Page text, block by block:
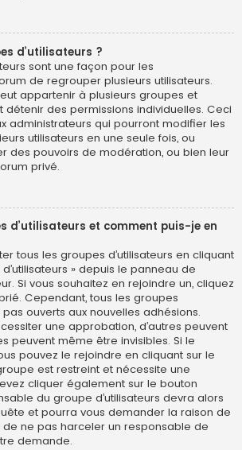
d’utilisateurs ?
sont une façon pour les
de regrouper plusieurs utilisateurs.
appartenir à plusieurs groupes et
des permissions individuelles. Ceci
administrateurs qui pourront modifier les
utilisateurs en une seule fois, ou
des pouvoirs de modération, ou bien leur
privé.
d’utilisateurs et comment puis-je en
tous les groupes d’utilisateurs en cliquant
» depuis le panneau de
Si vous souhaitez en rejoindre un, cliquez
Cependant, tous les groupes
pas ouverts aux nouvelles adhésions.
une approbation, d’autres peuvent
peuvent même être invisibles. Si le
pouvez le rejoindre en cliquant sur le
est restreint et nécessite une
cliquer également sur le bouton
du groupe d’utilisateurs devra alors
et pourra vous demander la raison de
ne pas harceler un responsable de
demande.